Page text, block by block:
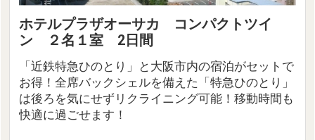
ホテルプラザオーサカ コンパクトツイ
ン ２名１室 2日間
「近鉄特急ひのとり」と大阪市内の宿泊がセットで
お得！全席バックシェルを備えた「特急ひのとり」
は後ろを気にせずリクライニング可能！移動時間も
快適に過ごせます！